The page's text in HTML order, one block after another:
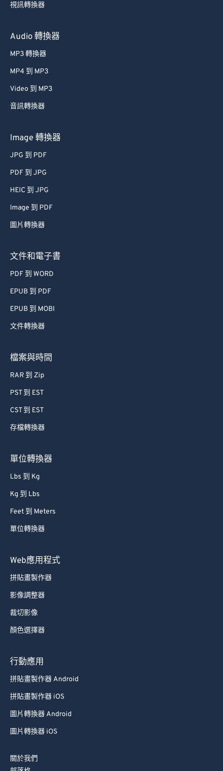
視訊轉換器
Audio 轉換器
MP3 轉換器
MP4 到 MP3
Video 到 MP3
音訊轉換器
Image 轉換器
JPG 到 PDF
PDF 到 JPG
HEIC 到 JPG
Image 到 PDF
圖片轉換器
文件和電子書
PDF 到 WORD
EPUB 到 PDF
EPUB 到 MOBI
文件轉換器
檔案與時間
RAR 到 Zip
PST 到 EST
CST 到 EST
存檔轉換器
單位轉換器
Lbs 到 Kg
Kg 到 Lbs
Feet 到 Meters
單位轉換器
Web應用程式
拼貼畫製作器
影像調整器
裁切影像
顏色選擇器
行動應用
拼貼畫製作器 Android
拼貼畫製作器 iOS
圖片轉換器 Android
圖片轉換器 iOS
關於我們